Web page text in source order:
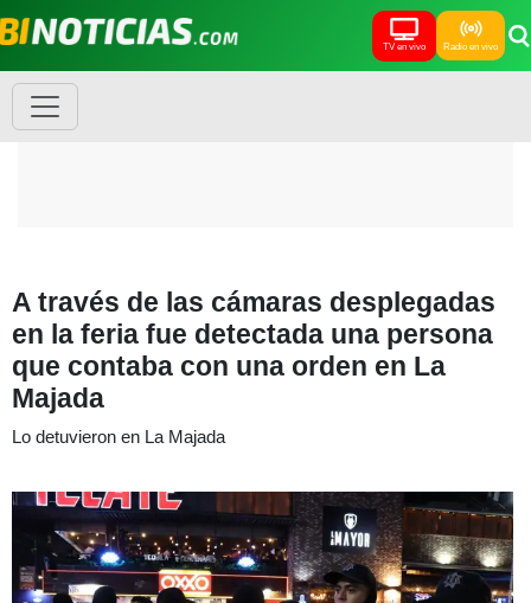
TV en vivo Radio en vivo
A través de las cámaras desplegadas
en la feria fue detectada una persona
que contaba con una orden en La
Majada
Lo detuvieron en La Majada